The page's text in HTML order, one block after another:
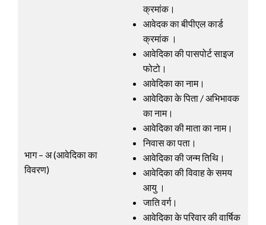
भाग – अ (आवेदिका का
विवरण)
क्रमांक।
आवेदक का बीपीएल कार्ड
क्रमांक ।
आवेदिका की पासपोर्ट साइज
फोटो।
आवेदिका का नाम।
आवेदिका के पिता / अभिभावक
का नाम।
आवेदिका की माता का नाम।
निवास का पता।
आवेदिका की जन्म तिथि।
आवेदिका की विवाह के समय
आयु ।
जाति वर्ग।
आवेदिका के परिवार की वार्षिक